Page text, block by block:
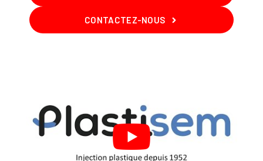
CONTACTEZ-NOUS